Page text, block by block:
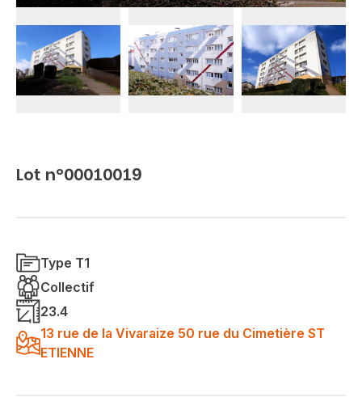
Lot n°00010019
Type T1
Collectif
23.4
13 rue de la Vivaraize 50 rue du Cimetière ST
ETIENNE